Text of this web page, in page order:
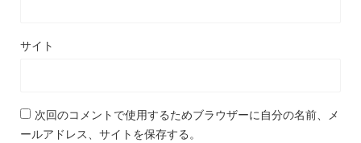
サイト
次回のコメントで使用するためブラウザーに自分の名前、メ
ールアドレス、サイトを保存する。